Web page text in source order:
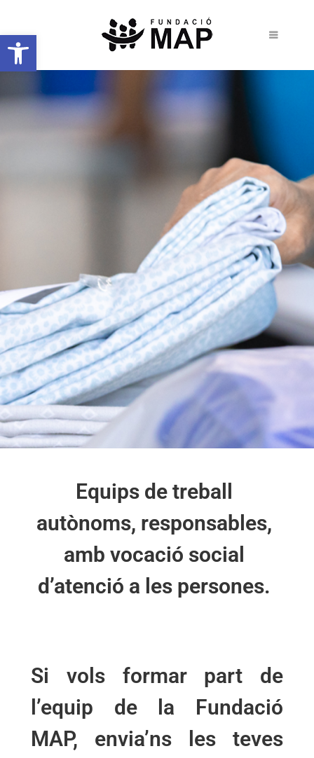
Obre la barra d'eines
TREBALLA
AL MAP
Equips de treball
autònoms, responsables,
amb vocació social
d’atenció a les persones.
Si vols formar part de
l’equip de la Fundació
MAP, envia’ns les teves